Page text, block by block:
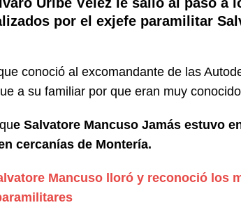
a nuevo proveedor vinculado al entramado empresarial
2026 ]
por el exjefe paramilitar
conoció al excomandante de las
a su familiar por que eran muy
e Salvatore Mancuso Jamás estuvo
cercanías de Montería.
Mancuso lloró y reconoció los